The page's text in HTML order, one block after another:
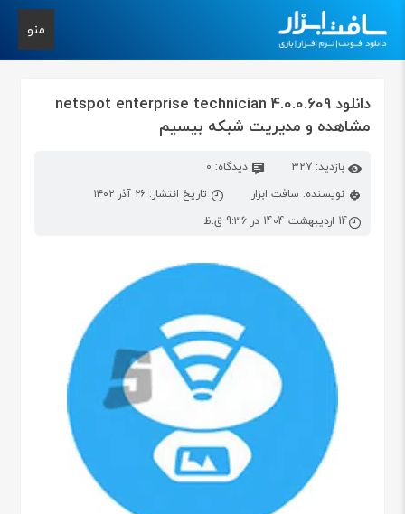
منو
دانلود netspot enterprise technician 4.0.0.609
مشاهده و مدیریت شبکه بیسیم
بازدید: 327
دیدگاه: 0
نویسنده: سافت ابزار
تاریخ انتشار: ۲۶ آذر ۱۴۰۲
14 اردیبهشت 1404 در 9:36 ق.ظ